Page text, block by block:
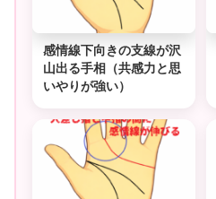
感情線下向きの支線が沢
山出る手相（共感力と思
いやりが強い）